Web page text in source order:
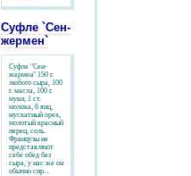
Суфле `Сен-
жермен`
Суфле "Сен-
жермен" 150 г.
любого сыра, 100
г. масла, 100 г.
муки, 1 ст.
молока, 6 яиц,
мускатный орех,
молотый красный
перец, соль.
Французы не
представляют
себе обед без
сыра, у нас же он
обычно сир...